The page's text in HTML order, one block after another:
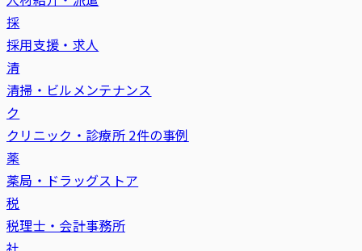
採
採用支援・求人
清
清掃・ビルメンテナンス
ク
クリニック・診療所 2件の事例
薬
薬局・ドラッグストア
税
税理士・会計事務所